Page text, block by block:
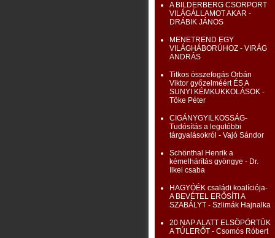
A BILDERBERG CSORPORT
VILÁGÁLLAMOT AKAR -
DRÁBIK JÁNOS
MENETREND EGY
VILÁGHÁBORÚHOZ - VIRÁG
ANDRÁS
Titkos összefogás Orbán
Viktor győzelméért ÉS A
SUNYI KÉMKUKKOLÁSOK -
Tőke Péter
CIGÁNYGYILKOSSÁG-
Tudósítás a legutóbbi
tárgyalásokról - Vajó Sándor
Schönthal Henrik a
kémelhárítás gyöngye - Dr.
Ilkei csaba
HAGYÓÉK családi koalíciója-
A BEVÉTEL ERŐSÍTI A
SZABÁLYT - Szlimák Hajnalka
20 NAP ALATT ELSÖPÖRTÜK
A TÚLERŐT - Csomós Róbert